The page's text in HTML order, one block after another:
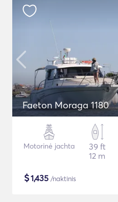
Faeton Moraga 1180
Motorinė jachta
39 ft
12 m
$1,435 /naktinis